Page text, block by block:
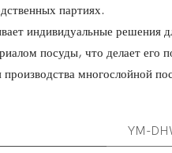
партиях.
индивидуальные решения
посуды, что делает его
производства многослойной
YM-